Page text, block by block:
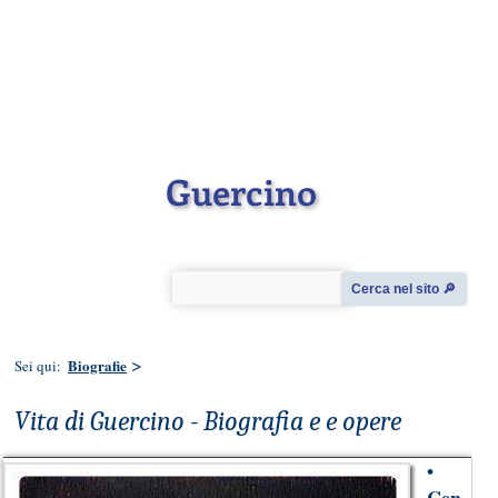
Guercino
Cerca nel sito 🔎︎
Sei qui: Biografie >
Vita di Guercino - Biografia e e opere
•